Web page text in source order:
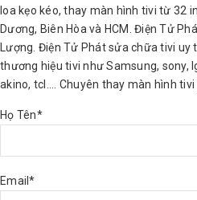
loa kẹo kéo, thay màn hình tivi từ 32
Dương, Biên Hòa và HCM. Điện Tử
Lượng. Điện Tử Phát sửa chữa tivi uy
thương hiệu tivi như Samsung, sony,
akino, tcl.... Chuyên thay màn hình
Họ Tên*
Email*